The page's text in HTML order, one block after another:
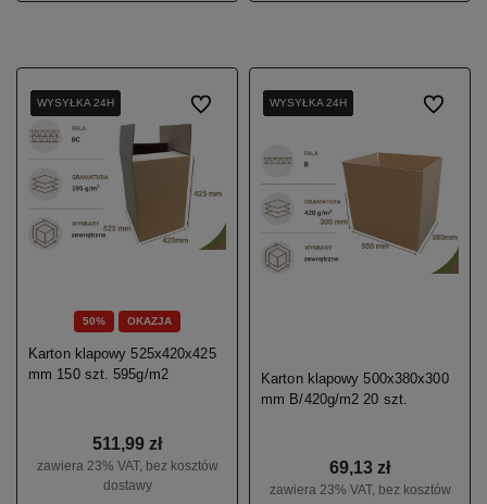
50% OKAZJA
WYSYŁKA 24H
WYSYŁKA 24H
WYSYŁKA 24H
Karton klapowy 525x420x425
mm 150 szt. 595g/m2
511,99 zł
zawiera 23% VAT, bez kosztów
dostawy
Do ulubionychWYSYŁKA 24H
WYSYŁKA 24H
WYSYŁKA 24H
WYSYŁKA 24H
Karton klapowy 500x380x300
mm B/420g/m2 20 szt.
69,13 zł
zawiera 23% VAT, bez kosztów
Do